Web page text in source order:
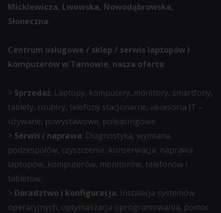
Mickiewicza, Lwowska, Nowodąbrowska,
Słoneczna.
Centrum usługowe / sklep / serwis laptopów i
komputerów w Tarnowie, nasza oferta:
> Sprzedaż: Laptopy, komputery, monitory, smartfony,
tablety, routery, telefony stacjonarne, akcesoria IT –
używane, powystawowe, poleasingowe.
> Serwis i naprawa: Diagnostyka, wymiana
podzespołów, czyszczenie, konserwacja, naprawa
laptopów, komputerów, monitorów, telefonów i
tabletów.
> Doradztwo i konfiguracja: Instalacja systemów
operacyjnych, optymalizacja oprogramowania, pomoc
Wyjaśnia
również,
możesz
zarządzać
preferencjami.